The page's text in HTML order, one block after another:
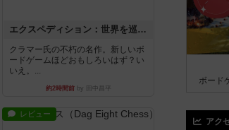
エクスペディション：世界を巡る冒険
クラマー氏の不朽の名作。新しいボ
ードゲームほどおもしろいはず？い
いえ。...
約2時間前by 田中昌平
レビュー
ボード
アク